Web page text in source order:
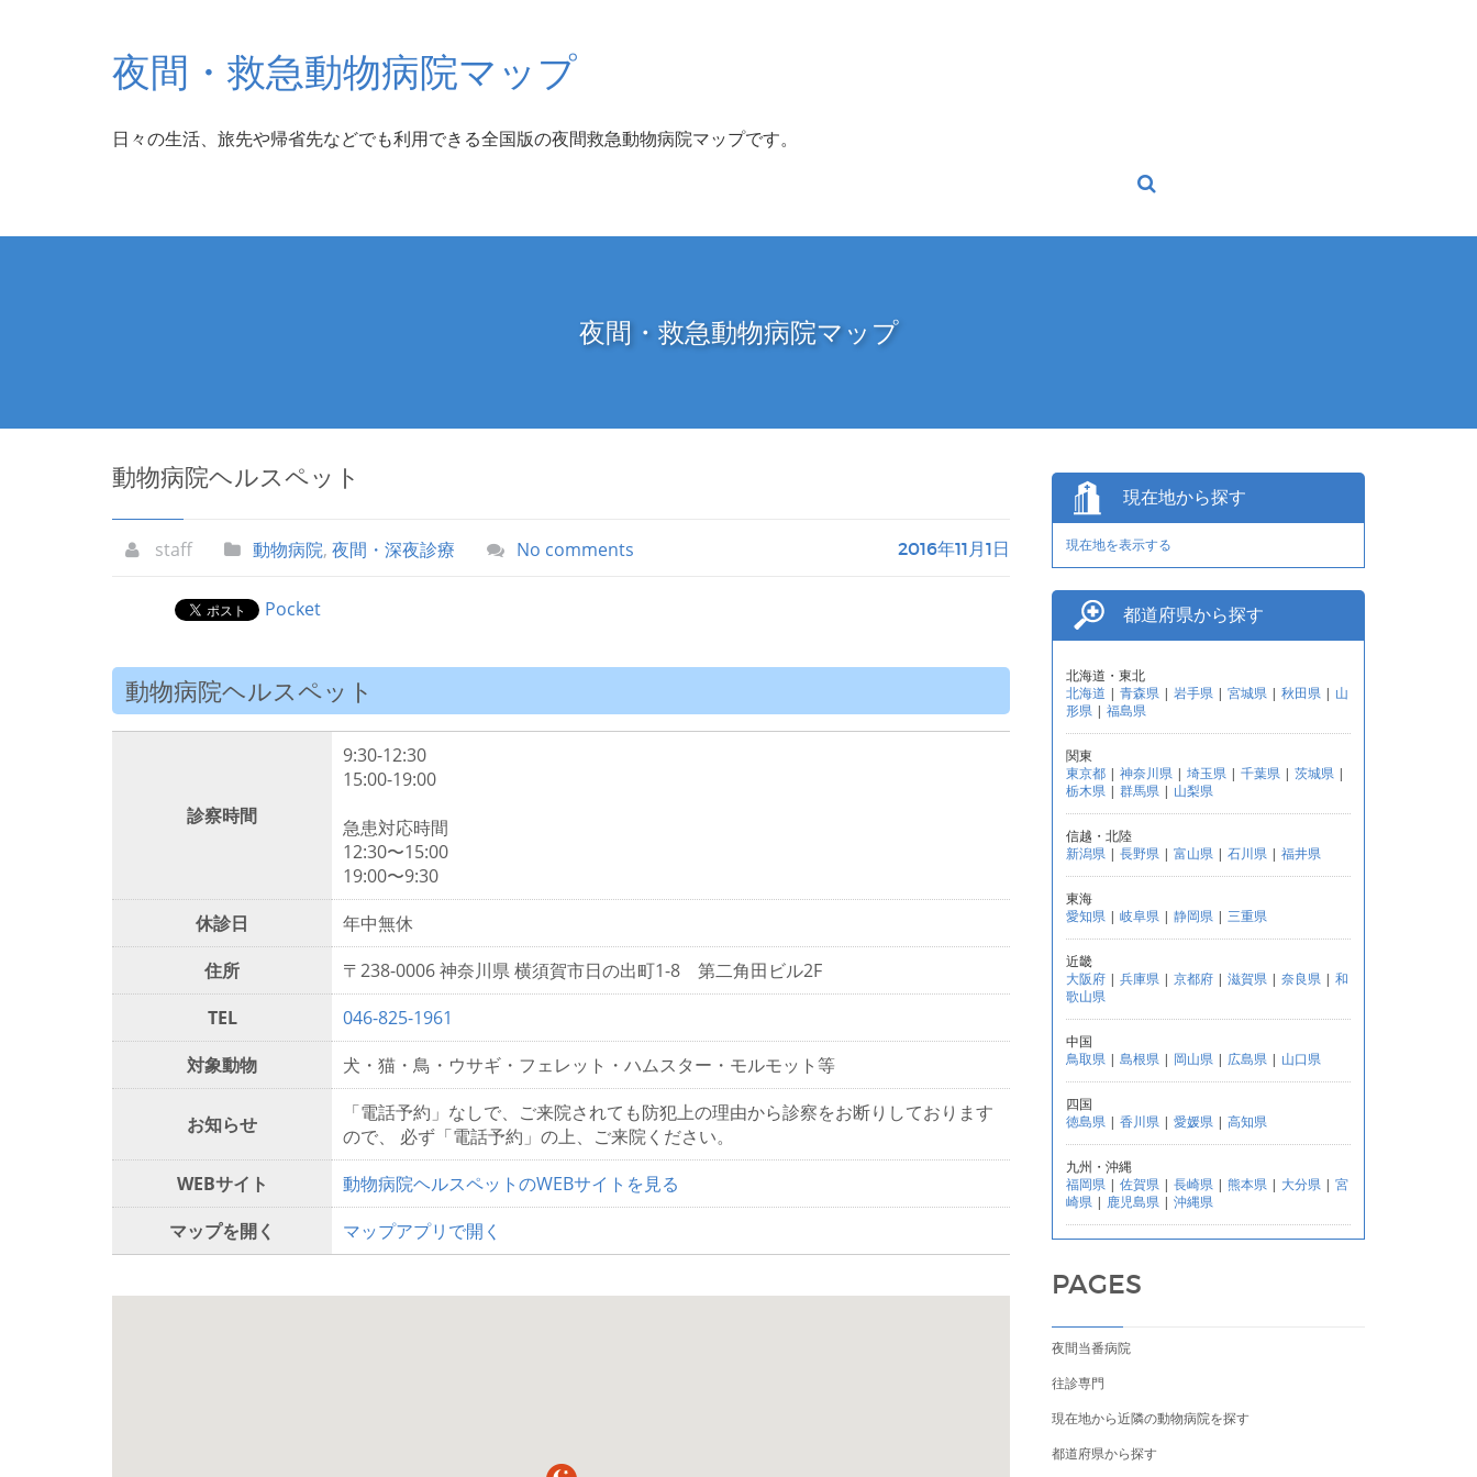
夜間・救急動物病院マップ
日々の生活、旅先や帰省先などでも利用できる全国版の夜間救急動物病院マップです。
夜間・救急動物病院マップ
動物病院ヘルスペット
staff 動物病院, 夜間・深夜診療 No comments 2016年11月1日
Pocket
動物病院ヘルスペット
診察時間
9:30-12:30
15:00-19:00
急患対応時間
12:30〜15:00
19:00〜9:30
休診日
年中無休
住所
〒238-0006 神奈川県 横須賀市日の出町1-8 第二角田ビル2F
TEL
046-825-1961
対象動物
犬・猫・鳥・ウサギ・フェレット・ハムスター・モルモット等
お知らせ
「電話予約」なしで、ご来院されても防犯上の理由から診察をお断りしております
ので、 必ず「電話予約」の上、ご来院ください。
WEBサイト
動物病院ヘルスペットのWEBサイトを見る
マップを開く
マップアプリで開く
現在地から探す
現在地を表示する
都道府県から探す
北海道・東北
北海道 | 青森県 | 岩手県 | 宮城県 | 秋田県 | 山
形県 | 福島県
関東
東京都 | 神奈川県 | 埼玉県 | 千葉県 | 茨城県 |
栃木県 | 群馬県 | 山梨県
信越・北陸
新潟県 | 長野県 | 富山県 | 石川県 | 福井県
東海
愛知県 | 岐阜県 | 静岡県 | 三重県
近畿
大阪府 | 兵庫県 | 京都府 | 滋賀県 | 奈良県 | 和
歌山県
中国
鳥取県 | 島根県 | 岡山県 | 広島県 | 山口県
四国
徳島県 | 香川県 | 愛媛県 | 高知県
九州・沖縄
福岡県 | 佐賀県 | 長崎県 | 熊本県 | 大分県 | 宮
崎県 | 鹿児島県 | 沖縄県
PAGES
夜間当番病院
往診専門
現在地から近隣の動物病院を探す
都道府県から探す